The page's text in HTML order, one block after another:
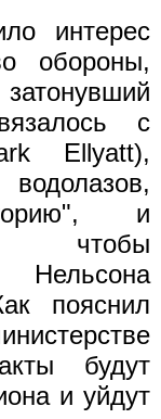
интерес
обороны,
с
Ellyatt),
и
чтобы
Нельсона
пояснил
будут
и уйдут